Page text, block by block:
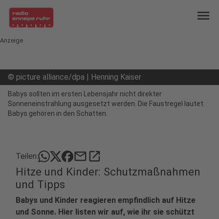
menu
Anzeige
© picture alliance/dpa | Henning Kaiser
Babys sollten im ersten Lebensjahr nicht direkter
Sonneneinstrahlung ausgesetzt werden. Die Faustregel lautet:
Babys gehören in den Schatten.
Teilen: mailopen_in_new
Hitze und Kinder: Schutzmaßnahmen
und Tipps
Babys und Kinder reagieren empfindlich auf Hitze
und Sonne. Hier listen wir auf, wie ihr sie schützt